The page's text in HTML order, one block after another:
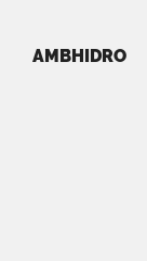
AMBHIDRO